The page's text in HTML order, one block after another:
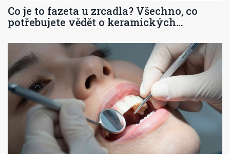
Co je to fazeta u zrcadla? Všechno, co
potřebujete vědět o keramických